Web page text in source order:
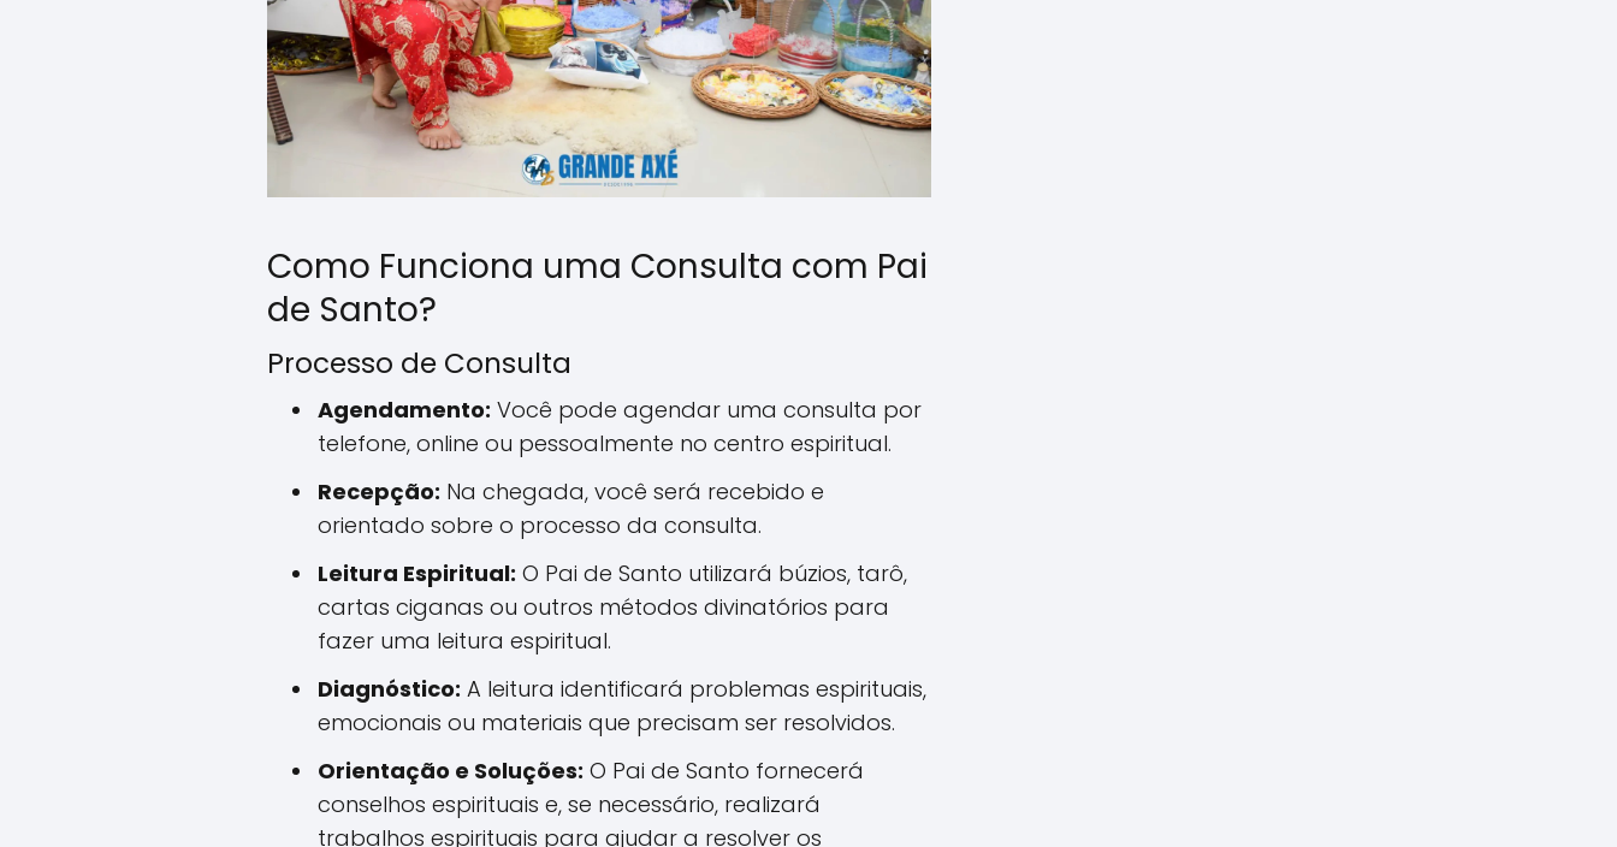
Como Funciona uma Consulta com Pai
de Santo?
Processo de Consulta
Agendamento: Você pode agendar uma consulta por
telefone, online ou pessoalmente no centro espiritual.
Recepção: Na chegada, você será recebido e
orientado sobre o processo da consulta.
Leitura Espiritual: O Pai de Santo utilizará búzios, tarô,
cartas ciganas ou outros métodos divinatórios para
fazer uma leitura espiritual.
Diagnóstico: A leitura identificará problemas espirituais,
emocionais ou materiais que precisam ser resolvidos.
Orientação e Soluções: O Pai de Santo fornecerá
conselhos espirituais e, se necessário, realizará
trabalhos espirituais para ajudar a resolver os